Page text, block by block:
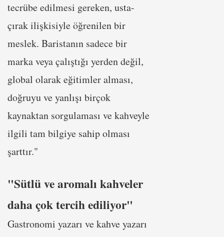
tecrübe edilmesi gereken, usta-
çırak ilişkisiyle öğrenilen bir
meslek. Baristanın sadece bir
marka veya çalıştığı yerden değil,
global olarak eğitimler alması,
doğruyu ve yanlışı birçok
kaynaktan sorgulaması ve kahveyle
ilgili tam bilgiye sahip olması
şarttır."
"Sütlü ve aromalı kahveler
daha çok tercih ediliyor"
Gastronomi yazarı ve kahve yazarı